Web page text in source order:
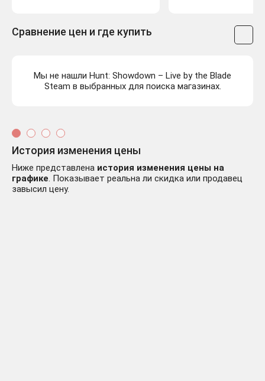
Сравнение цен и где купить
Мы не нашли Hunt: Showdown – Live by the Blade
Steam в выбранных для поиска магазинах.
История изменения цены
Ниже представлена история изменения цены на
графике. Показывает реальна ли скидка или продавец
завысил цену.